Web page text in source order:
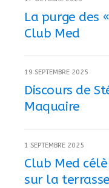
La purge des
Club Med
19 SEPTEMBRE 2025
Discours de
Maquaire
1 SEPTEMBRE 2025
Club Med
sur la